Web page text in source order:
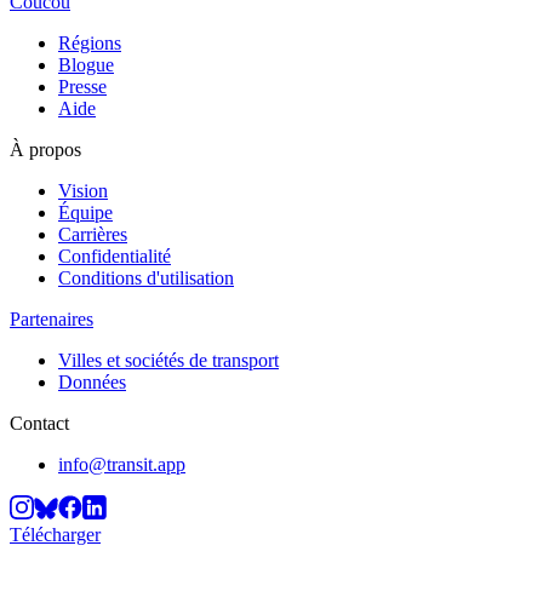
Régions
Blogue
Presse
Aide
À propos
Vision
Équipe
Carrières
Confidentialité
Conditions d'utilisation
Partenaires
Villes et sociétés de transport
Données
Contact
info@transit.app
Télécharger